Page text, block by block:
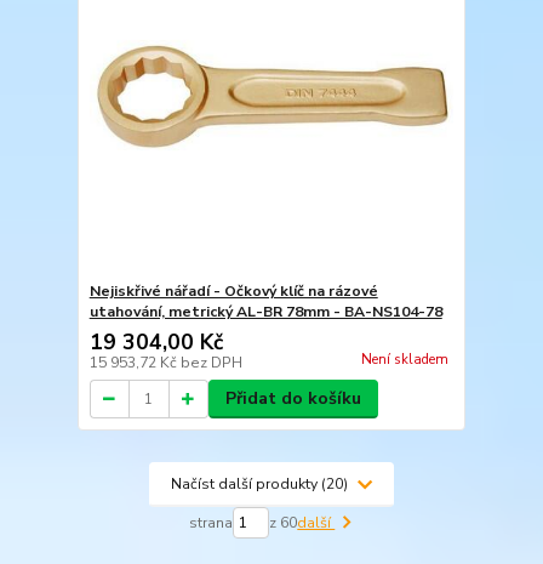
Nejiskřivé nářadí - Očkový klíč na rázové
utahování, metrický AL-BR 78mm - BA-NS104-78
19 304,00 Kč
15 953,72 Kč bez DPH Není skladem
Přidat do košíku
Načíst další produkty (20)
strana z 60další